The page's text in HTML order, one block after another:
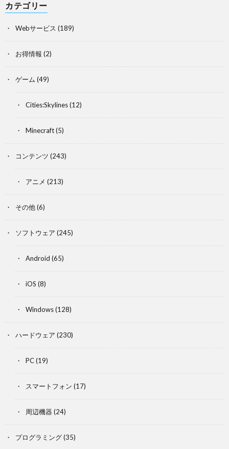
カテゴリー
Webサービス (189)
お得情報 (2)
ゲーム (49)
Cities:Skylines(12)
Minecraft(5)
コンテンツ (243)
アニメ (213)
その他(6)
ソフトウェア (245)
Android (65)
iOS (8)
Windows(128)
ハードウェア (230)
PC(19)
スマートフォン (17)
周辺機器 (24)
プログラミング(35)